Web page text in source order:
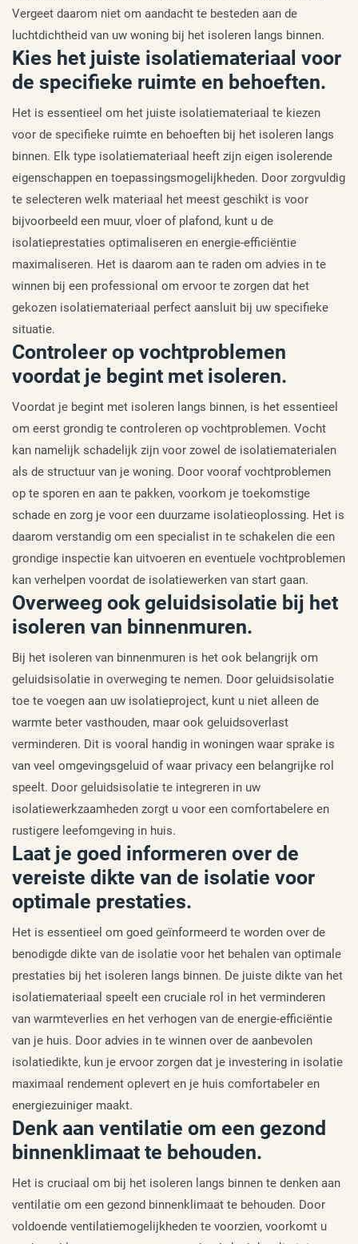
Vergeet daarom niet om aandacht te besteden aan de
luchtdichtheid van uw woning bij het isoleren langs binnen.
Kies het juiste isolatiemateriaal voor
de specifieke ruimte en behoeften.
Het is essentieel om het juiste isolatiemateriaal te kiezen
voor de specifieke ruimte en behoeften bij het isoleren langs
binnen. Elk type isolatiemateriaal heeft zijn eigen isolerende
eigenschappen en toepassingsmogelijkheden. Door zorgvuldig
te selecteren welk materiaal het meest geschikt is voor
bijvoorbeeld een muur, vloer of plafond, kunt u de
isolatieprestaties optimaliseren en energie-efficiëntie
maximaliseren. Het is daarom aan te raden om advies in te
winnen bij een professional om ervoor te zorgen dat het
gekozen isolatiemateriaal perfect aansluit bij uw specifieke
situatie.
Controleer op vochtproblemen
voordat je begint met isoleren.
Voordat je begint met isoleren langs binnen, is het essentieel
om eerst grondig te controleren op vochtproblemen. Vocht
kan namelijk schadelijk zijn voor zowel de isolatiematerialen
als de structuur van je woning. Door vooraf vochtproblemen
op te sporen en aan te pakken, voorkom je toekomstige
schade en zorg je voor een duurzame isolatieoplossing. Het is
daarom verstandig om een specialist in te schakelen die een
grondige inspectie kan uitvoeren en eventuele vochtproblemen
kan verhelpen voordat de isolatiewerken van start gaan.
Overweeg ook geluidsisolatie bij het
isoleren van binnenmuren.
Bij het isoleren van binnenmuren is het ook belangrijk om
geluidsisolatie in overweging te nemen. Door geluidsisolatie
toe te voegen aan uw isolatieproject, kunt u niet alleen de
warmte beter vasthouden, maar ook geluidsoverlast
verminderen. Dit is vooral handig in woningen waar sprake is
van veel omgevingsgeluid of waar privacy een belangrijke rol
speelt. Door geluidsisolatie te integreren in uw
isolatiewerkzaamheden zorgt u voor een comfortabelere en
rustigere leefomgeving in huis.
Laat je goed informeren over de
vereiste dikte van de isolatie voor
optimale prestaties.
Het is essentieel om goed geïnformeerd te worden over de
benodigde dikte van de isolatie voor het behalen van optimale
prestaties bij het isoleren langs binnen. De juiste dikte van het
isolatiemateriaal speelt een cruciale rol in het verminderen
van warmteverlies en het verhogen van de energie-efficiëntie
van je huis. Door advies in te winnen over de aanbevolen
isolatiedikte, kun je ervoor zorgen dat je investering in isolatie
maximaal rendement oplevert en je huis comfortabeler en
energiezuiniger maakt.
Denk aan ventilatie om een gezond
binnenklimaat te behouden.
Het is cruciaal om bij het isoleren langs binnen te denken aan
ventilatie om een gezond binnenklimaat te behouden. Door
voldoende ventilatiemogelijkheden te voorzien, voorkomt u